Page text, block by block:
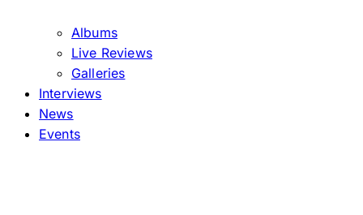
Albums
Live Reviews
Galleries
Interviews
News
Events